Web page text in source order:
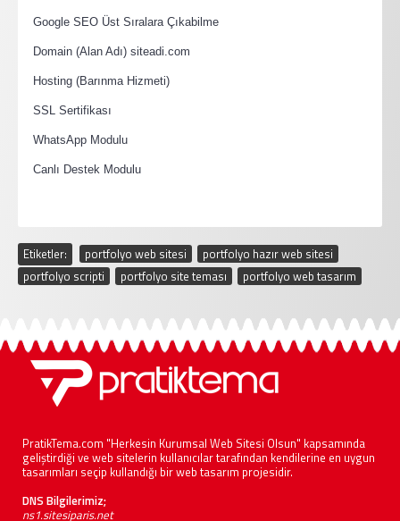
Google SEO Üst Sıralara Çıkabilme
Domain (Alan Adı) siteadi.com
Hosting (Barınma Hizmeti)
SSL Sertifikası
WhatsApp Modulu
Canlı Destek Modulu
Etiketler: portfolyo web sitesi portfolyo hazır web sitesi
portfolyo scripti
portfolyo site teması portfolyo web tasarım
PratikTema.com "Herkesin Kurumsal Web Sitesi Olsun" kapsamında
geliştirdiği ve web sitelerin kullanıcılar tarafından kendilerine en uygun
tasarımları seçip kullandığı bir web tasarım projesidir.
DNS Bilgilerimiz;
ns1.sitesiparis.net